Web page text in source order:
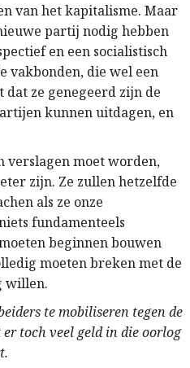
van het kapitalisme. Maar
partij nodig hebben
en een socialistisch
vakbonden, die wel een
ze genegeerd zijn de
kunnen uitdagen, en
verslagen moet worden,
zijn. Ze zullen hetzelfde
als ze onze
fundamenteels
beginnen bouwen
moeten breken met de
willen.
te mobiliseren tegen de
toch veel geld in die oorlog